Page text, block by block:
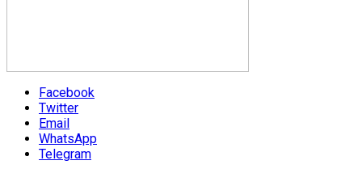
Facebook
Twitter
Email
WhatsApp
Telegram